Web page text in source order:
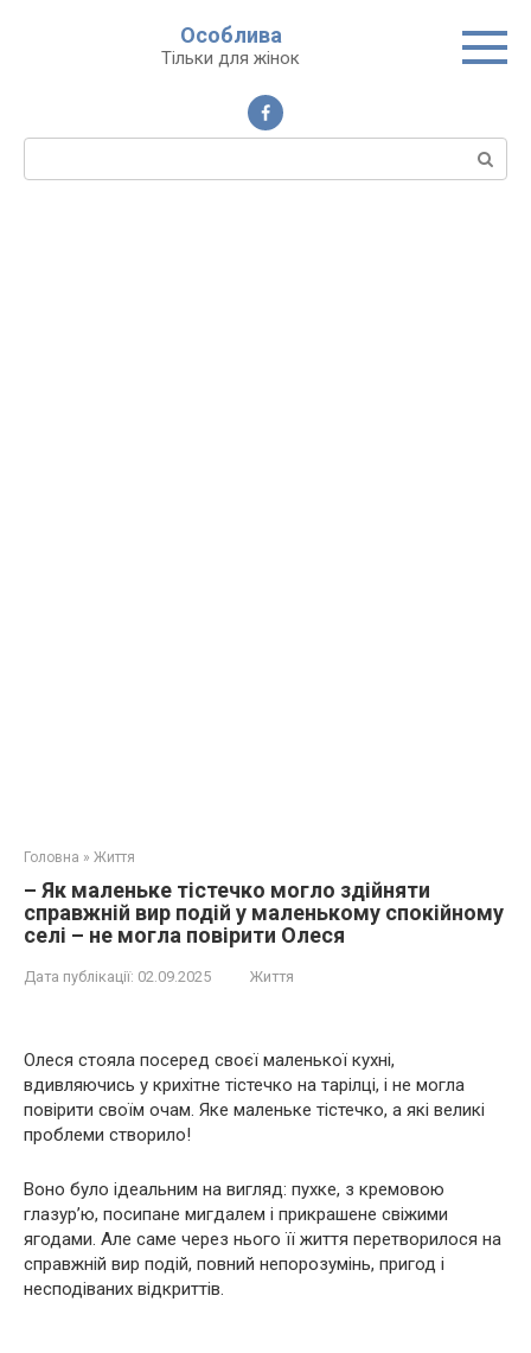
Особлива
Тільки для жінок
Пошук:
Головна » Життя
– Як маленьке тістечко могло здійняти
справжній вир подій у маленькому спокійному
селі – не могла повірити Олеся
Дата публікації: 02.09.2025 Життя
Олеся стояла посеред своєї маленької кухні,
вдивляючись у крихітне тістечко на тарілці, і не могла
повірити своїм очам. Яке маленьке тістечко, а які великі
проблеми створило!
Воно було ідеальним на вигляд: пухке, з кремовою
глазур’ю, посипане мигдалем і прикрашене свіжими
ягодами. Але саме через нього її життя перетворилося на
справжній вир подій, повний непорозумінь, пригод і
несподіваних відкриттів.